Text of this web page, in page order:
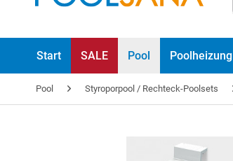
Start SALE Pool Poolheizung
Pool Styroporpool / Rechteck-Poolsets